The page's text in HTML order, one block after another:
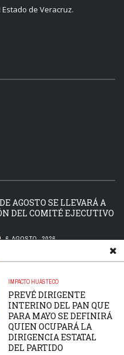
IMPACTO HUASTECO
PREVÉ DIRIGENTE
INTERINO DEL PAN QUE
PARA MAYO SE DEFINIRÁ
QUIEN OCUPARÁ LA
DIRIGENCIA ESTATAL
DEL PARTIDO
de Veracruz.
AGOSTO SE LLEVARÁ A
DEL COMITÉ EJECUTIVO
6 AGOSTO, 2026
DE HIGO
SE OFERTARON
6 AGOSTO, 2026
MARTÍNEZ UN LEGADO
CLUB DE PERIODISTAS.
4 AGOSTO, 2026